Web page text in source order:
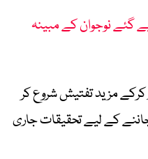
گئے نوجوان کے مبینہ
کرکے مزید تفتیش شروع کر
کے لیے تحقیقات جاری